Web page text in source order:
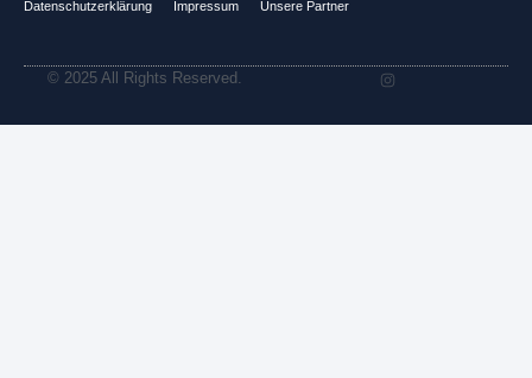
Datenschutzerklärung Impressum Unsere Partner
© 2025 All Rights Reserved.